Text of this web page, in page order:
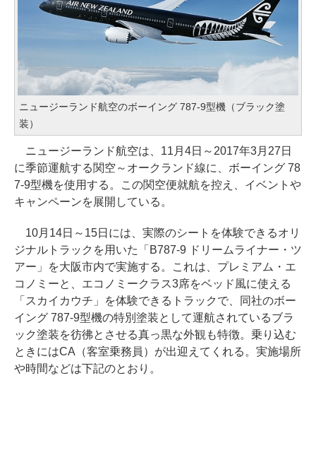
ニュージーランド航空のボーイング 787-9型機（ブラック塗
装）
ニュージーランド航空は、11月4日～2017年3月27日
に季節運航する関空～オークランド線に、ボーイング 78
7-9型機を使用する。この関空便就航を控え、イベントや
キャンペーンを展開している。
10月14日～15日には、実際のシートを体験できるオリ
ジナルトラックを用いた「B787-9 ドリームライナー・ツ
アー」を大阪市内で実施する。これは、プレミアム・エ
コノミーと、エコノミークラス3席をベッド風に使える
「スカイカウチ」を体験できるトラックで、同社のボー
イング 787-9型機の特別塗装として運航されているブラ
ック塗装を彷彿とさせる真っ黒な外観も特徴。乗り込む
ときにはCA（客室乗務員）が出迎えてくれる。実施場所
や時間などは下記のとおり。